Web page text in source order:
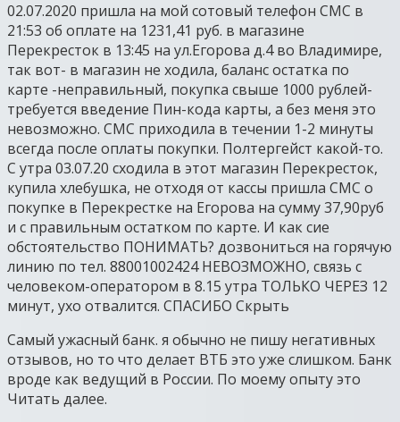
02.07.2020 пришла на мой сотовый телефон СМС в
21:53 об оплате на 1231,41 руб. в магазине
Перекресток в 13:45 на ул.Егорова д.4 во Владимире,
так вот- в магазин не ходила, баланс остатка по
карте -неправильный, покупка свыше 1000 рублей-
требуется введение Пин-кода карты, а без меня это
невозможно. СМС приходила в течении 1-2 минуты
всегда после оплаты покупки. Полтергейст какой-то.
С утра 03.07.20 сходила в этот магазин Перекресток,
купила хлебушка, не отходя от кассы пришла СМС о
покупке в Перекрестке на Егорова на сумму 37,90руб
и с правильным остатком по карте. И как сие
обстоятельство ПОНИМАТЬ? дозвониться на горячую
линию по тел. 88001002424 НЕВОЗМОЖНО, связь с
человеком-оператором в 8.15 утра ТОЛЬКО ЧЕРЕЗ 12
минут, ухо отвалится. СПАСИБО Скрыть
Самый ужасный банк. я обычно не пишу негативных
отзывов, но то что делает ВТБ это уже слишком. Банк
вроде как ведущий в России. По моему опыту это
Читать далее.